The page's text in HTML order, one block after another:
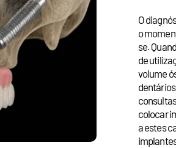
O
o
se.
de
volume
colocar
a estes